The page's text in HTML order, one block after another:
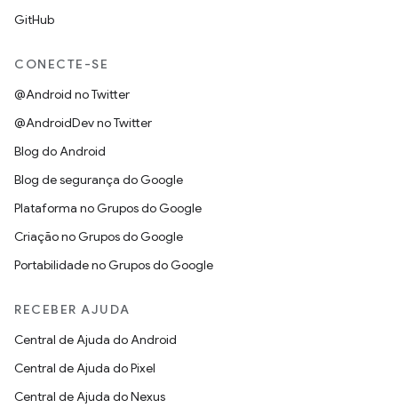
GitHub
CONECTE-SE
@Android no Twitter
@AndroidDev no Twitter
Blog do Android
Blog de segurança do Google
Plataforma no Grupos do Google
Criação no Grupos do Google
Portabilidade no Grupos do Google
RECEBER AJUDA
Central de Ajuda do Android
Central de Ajuda do Pixel
Central de Ajuda do Nexus